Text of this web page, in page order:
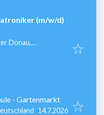
(m/w/d)
Donau,
- Gartenmarkt
Veröffentlicht
14.7.2026